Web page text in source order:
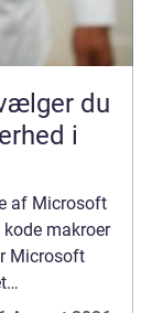
i
af Microsoft
makroer
Microsoft